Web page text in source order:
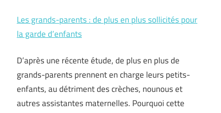
Les grands-parents : de plus en plus sollicités pour
la garde d’enfants
D’après une récente étude, de plus en plus de
grands-parents prennent en charge leurs petits-
enfants, au détriment des crèches, nounous et
autres assistantes maternelles. Pourquoi cette